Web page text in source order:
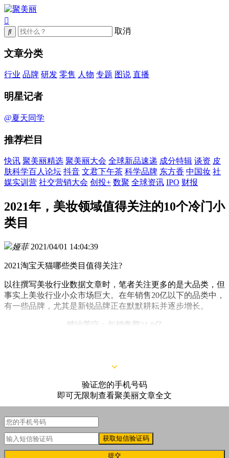
取消
文章分类
行业 品牌 研发 零售 人物 专题 图说 直播
明星记者
@夏天同学
推荐栏目
快讯 聚美丽精选 聚美丽大会 全球新品速递 成分特辑 谈资 皮
肤科学百人论坛 抖音 文君下午茶 科学品牌 东方香 中国妆 社
媒实训营 社交营销大会 创投+ 数聚 全球资讯 IPO 财报
2021年，美妆领域值得关注的10个冷门小
类目
娅菲 2021/04/01 14:04:39
2021淘宝天猫哪些类目值得关注?
以往撰写美妆行业数据文章时，笔者关注更多的是大品类，但
事实上美妆行业小众市场巨大。在年销售20亿以下的品类中，
有一些品牌，尤其是新锐品牌正在默默耕耘并逐步增长。
精油芳疗：年销售额21.8亿
验证您的手机号码
即可无限制查看聚美丽文章全文
获取短信验证码
提交